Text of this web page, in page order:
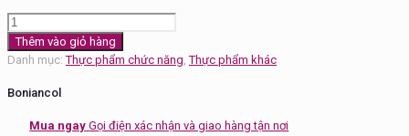
Thuốc
Cai
Rượu
số
Thêm vào giỏ hàng
Danh mục:Thực phẩm chức năng ,Thực phẩm khác
Boniancol
Mua ngay Gọi điện xác nhận và giao hàng tận nơi